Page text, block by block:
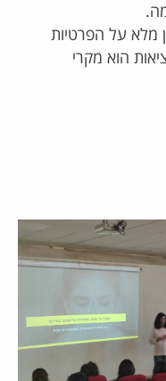
מלא על הפרטיות
הוא מקרי